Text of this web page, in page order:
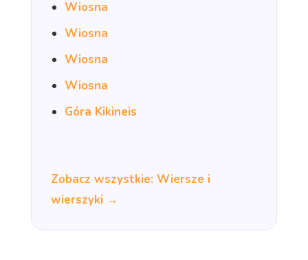
Wiosna
Wiosna
Wiosna
Wiosna
Góra Kikineis
Zobacz wszystkie: Wiersze i
wierszyki →